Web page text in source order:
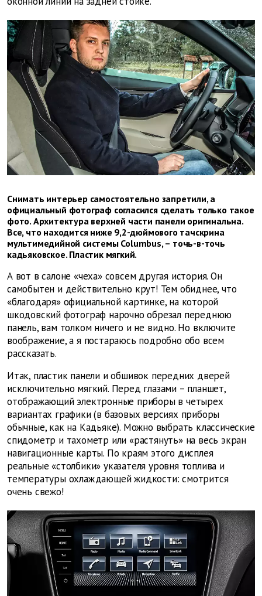
Снимать интерьер самостоятельно запретили, а
официальный фотограф согласился сделать только такое
фото. Архитектура верхней части панели оригинальна.
Все, что находится ниже 9,2-дюймового тачскрина
мультимедийной системы Columbus, – точь-в-точь
кадьяковское. Пластик мягкий.
А вот в салоне «чеха» совсем другая история. Он
самобытен и действительно крут! Тем обиднее, что
«благодаря» официальной картинке, на которой
шкодовский фотограф нарочно обрезал переднюю
панель, вам толком ничего и не видно. Но включите
воображение, а я постараюсь подробно обо всем
рассказать.
Итак, пластик панели и обшивок передних дверей
исключительно мягкий. Перед глазами – планшет,
отображающий электронные приборы в четырех
вариантах графики (в базовых версиях приборы
обычные, как на Кадьяке). Можно выбрать классические
спидометр и тахометр или «растянуть» на весь экран
навигационные карты. По краям этого дисплея
реальные «столбики» указателя уровня топлива и
температуры охлаждающей жидкости: смотрится
очень свежо!